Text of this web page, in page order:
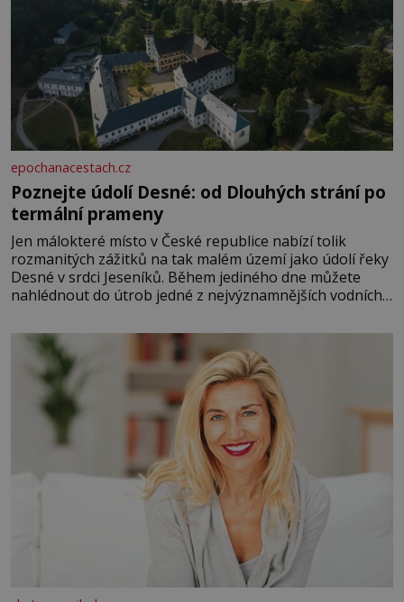
epochanacestach.cz
Poznejte údolí Desné: od Dlouhých strání po
termální prameny
Jen málokteré místo v České republice nabízí tolik
rozmanitých zážitků na tak malém území jako údolí řeky
Desné v srdci Jeseníků. Během jediného dne můžete
nahlédnout do útrob jedné z nejvýznamnějších vodních
se na koloběžce a den zakončit poznáváním památek ve
Velkých Losinách nebo v termálním